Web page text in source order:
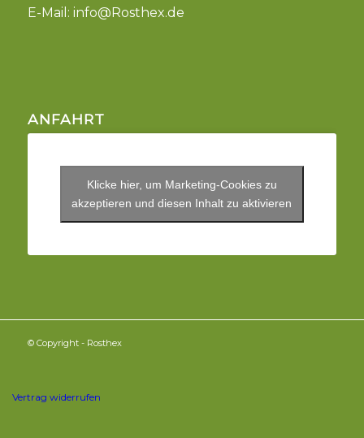
E-Mail: info@Rosthex.de
ANFAHRT
Klicke hier, um Marketing-Cookies zu
akzeptieren und diesen Inhalt zu aktivieren
© Copyright - Rosthex
Vertrag widerrufen